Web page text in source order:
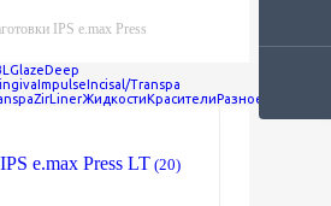
IPS e.max Press
GlazeDeep
ImpulseIncisal/Transpa
ZirLinerЖидкостиКрасителиРазное
e.max Press LT(20)